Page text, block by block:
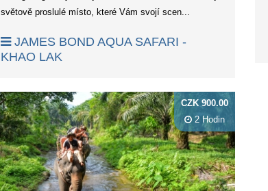
světově proslulé místo, které Vám svojí scen...
JAMES BOND AQUA SAFARI -
KHAO LAK
CZK 900.00
2 Hodin